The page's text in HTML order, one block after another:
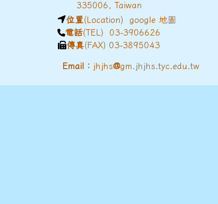
335006, Taiwan
位置(Location) google 地圖
電話(TEL) 03-3906626
傳真(FAX) 03-3895043
Email： jhjhs@gm.jhjhs.tyc.edu.tw